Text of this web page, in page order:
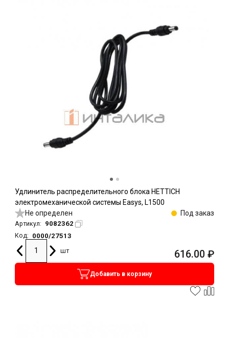
Удлинитель распределительного блока HETTICH
электромеханической системы Easys, L1500
Не определен
Под заказ
Артикул: 9082362
Код:
0000/27513
шт
616.00 ₽
Добавить в корзину